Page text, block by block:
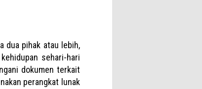
dua pihak atau lebih,
sehari-hari
dokumen terkait
perangkat lunak